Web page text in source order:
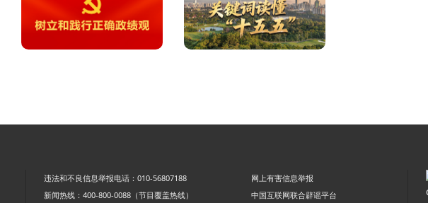
违法和不良信息举报电话：010-56807188
网上有害信息举报
新闻热线：400-800-0088（节目覆盖热线）
中国互联网联合辟谣平台